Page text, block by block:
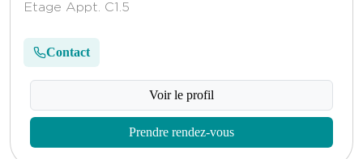
Etage Appt. C1.5
Contact
Voir le profil
Prendre rendez-vous